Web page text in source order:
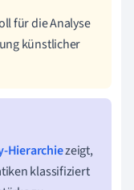
für die Analyse
künstlicher
Hierarchiezeigt,
klassifiziert